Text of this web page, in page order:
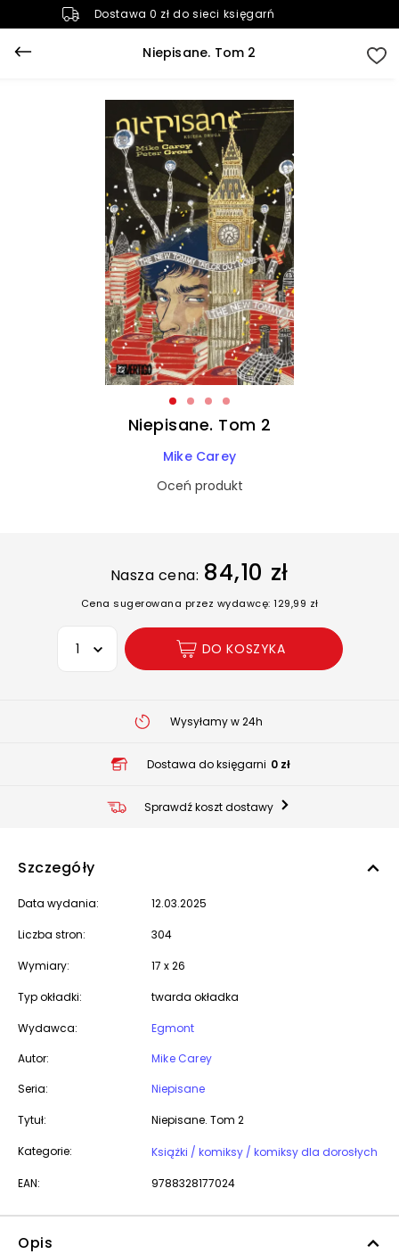
Dostawa 0 zł do sieci księgarń
Niepisane. Tom 2
Niepisane. Tom 2
Mike Carey
Oceń produkt
Nasza cena: 84,10 zł
Cena sugerowana przez wydawcę: 129,99 zł
Wybierz opcję
DO KOSZYKA
Wysyłamy w 24h
Dostawa do księgarni 0 zł
Sprawdź koszt dostawy
Szczegóły
Data wydania: 12.03.2025
Liczba stron: 304
Wymiary: 17 x 26
Typ okładki: twarda okładka
Wydawca:
Egmont
Autor:
Mike Carey
Seria:
Niepisane
Tytuł: Niepisane. Tom 2
Kategorie: Książki / komiksy / komiksy dla dorosłych
EAN: 9788328177024
Opis